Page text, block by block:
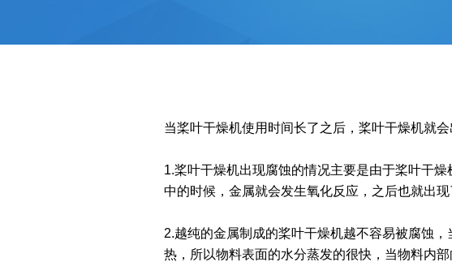
当桨叶干燥机使用时间长了之后，桨叶干燥机就
1.桨叶干燥机出现腐蚀的情况主要是由于桨叶干
中的时候，金属就会发生氧化反应，之后也就出
2.越纯的金属制成的桨叶干燥机越不容易被腐蚀
热，所以物料表面的水分蒸发的很快，当物料内